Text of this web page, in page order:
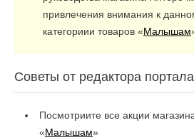
привлечения внимания к
категориии товаров «Малышам
Советы от редактора портала
Посмотриите все акции
«Малышам»